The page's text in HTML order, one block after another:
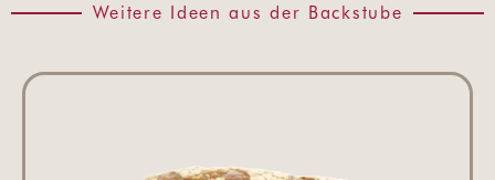
Weitere Ideen aus der Backstube